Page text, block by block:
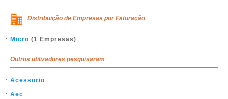
Distribuição de Empresas por Faturação
Micro (1 Empresas)
Outros utilizadores pesquisaram
Acessorio
Aec